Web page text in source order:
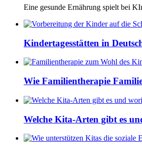
Eine gesunde Ernährung spielt bei
Kindertagesstätten in
Wie Familientherapie
Welche Kita-Arten gibt es